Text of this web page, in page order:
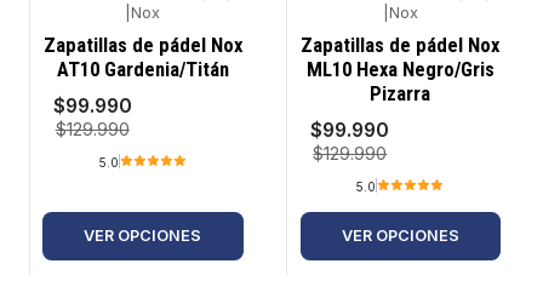
-23%
|Nox
Zapatillas de pádel Nox
AT10 Gardenia/Titán
$99.990
$129.990
5.0
VER OPCIONES
-23%
Nox
Zapatillas de pádel Nox
ML10 Hexa Negro/Gris
Pizarra
$99.990
$129.990
5.0
VER OPCIONES